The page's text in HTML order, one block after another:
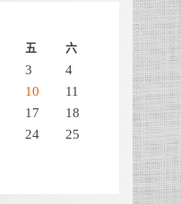
五 六
3
4
10
11
17
18
24
25